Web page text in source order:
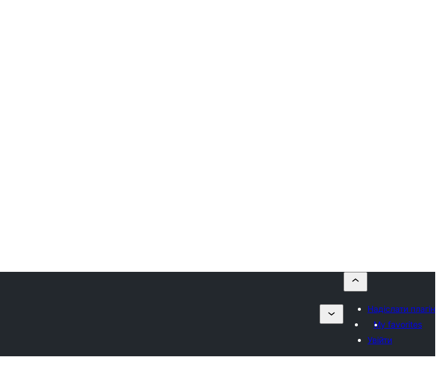
Надіслати плагін
My favorites
Увійти